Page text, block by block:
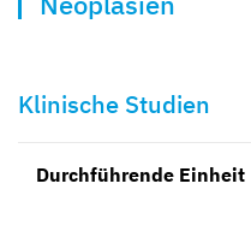
Klinische Studien
Durchführende Einheit